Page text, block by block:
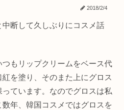
2018/2/4
断して久しぶりにコスメ話
もリップクリームをベース代
を塗り、そのまた上にグロス
ています。なのでグロスは私
年、韓国コスメではグロスを